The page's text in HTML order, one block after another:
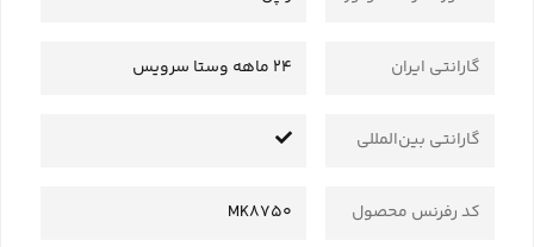
گارانتی ایران 24 ماهه وستا سرویس
گارانتی بین‌المللی
کد رفرنس محصول MK8750